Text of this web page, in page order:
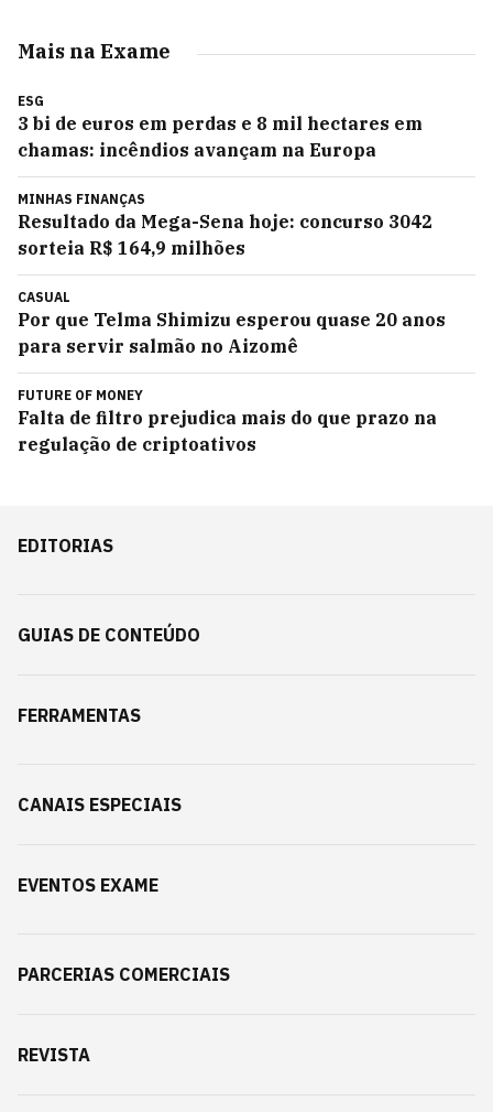
Mais na Exame
ESG
3 bi de euros em perdas e 8 mil hectares em
chamas: incêndios avançam na Europa
MINHAS FINANÇAS
Resultado da Mega-Sena hoje: concurso 3042
sorteia R$ 164,9 milhões
CASUAL
Por que Telma Shimizu esperou quase 20 anos
para servir salmão no Aizomê
FUTURE OF MONEY
Falta de filtro prejudica mais do que prazo na
regulação de criptoativos
EDITORIAS
GUIAS DE CONTEÚDO
FERRAMENTAS
CANAIS ESPECIAIS
EVENTOS EXAME
PARCERIAS COMERCIAIS
REVISTA